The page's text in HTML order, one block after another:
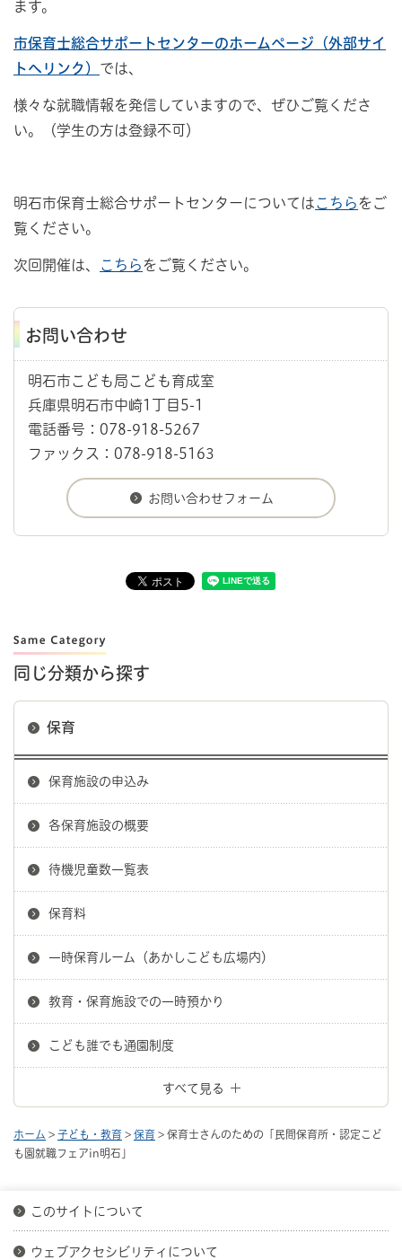
ます。
市保育士総合サポートセンターのホームページ（外部サイ
トへリンク） では、
様々な就職情報を発信していますので、ぜひご覧くださ
い。（学生の方は登録不可）
明石市保育士総合サポートセンターについてはこちらをご
覧ください。
次回開催は、 こちらをご覧ください。
お問い合わせ
明石市こども局こども育成室
兵庫県明石市中崎1丁目5-1
電話番号：078-918-5267
ファックス：078-918-5163
同じ分類から探す
保育
保育施設の申込み
各保育施設の概要
待機児童数一覧表
保育料
一時保育ルーム（あかしこども広場内）
教育・保育施設での一時預かり
こども誰でも通園制度
すべて見る
ホーム > 子ども・教育 > 保育 > 保育士さんのための「民間保育所・認定こど
も園就職フェアin明石」
このサイトについて
ウェブアクセシビリティについて